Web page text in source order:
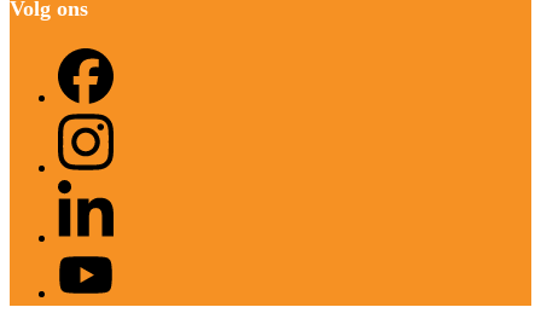
Volg ons
Instagram